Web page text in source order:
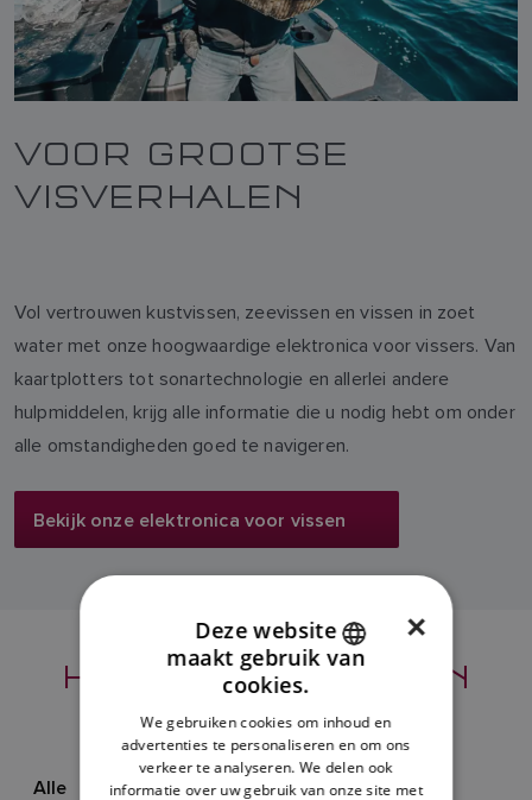
VOOR GROOTSE
VISVERHALEN
Vol vertrouwen kustvissen, zeevissen en vissen in zoet
water met onze hoogwaardige elektronica voor vissers. Van
kaartplotters tot sonartechnologie en allerlei andere
hulpmiddelen, krijg alle informatie die u nodig hebt om onder
alle omstandigheden goed te navigeren.
Bekijk onze elektronica voor vissen
HET NIEUWSTE VAN
RAYMARINE
Alle Nieuws Evenementen Leren
ENGLISH
DANISH
ITALIAN
×
Deze website
maakt gebruik van
cookies.
We gebruiken cookies om inhoud en
advertenties te personaliseren en om ons
verkeer te analyseren. We delen ook
informatie over uw gebruik van onze site met